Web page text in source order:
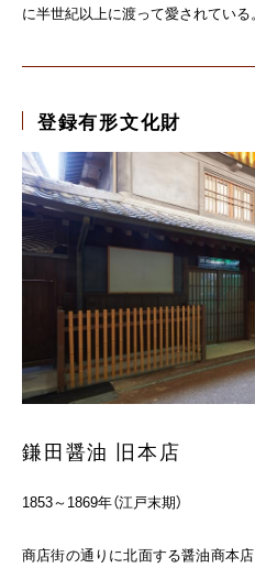
に半世紀以上に渡って愛されている。
登録有形文化財
鎌田醤油 旧本店
1853～1869年（江戸末期）
商店街の通りに北面する醤油商本店